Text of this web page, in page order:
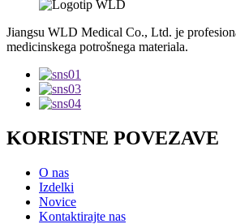
Jiangsu WLD Medical Co., Ltd. je
medicinskega potrošnega materiala.
KORISTNE POVEZAVE
O nas
Izdelki
Novice
Kontaktirajte nas